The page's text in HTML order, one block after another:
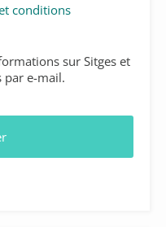
conditions
sur Sitges et
par e-mail.